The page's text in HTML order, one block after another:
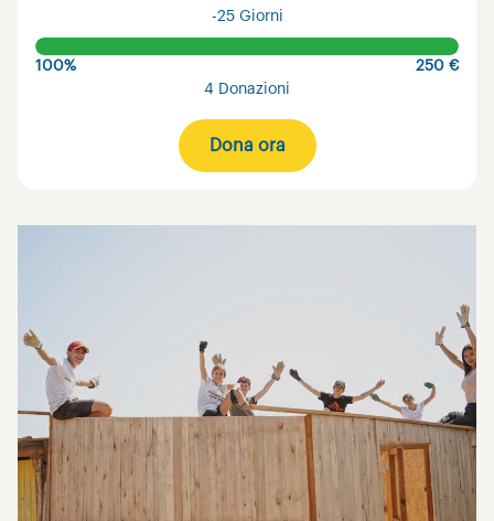
-25 Giorni
100%
250 €
4 Donazioni
Dona ora